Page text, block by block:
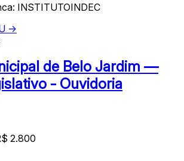
INSTITUTOINDEC
→
de Belo Jardim —
- Ouvidoria
2.800